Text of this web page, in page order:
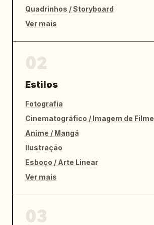
saudável e estilosa"
Quadrinhos / Storyboard
Ver mais
Estilos
Fotografia
Cinematográfico / Imagem de Filme
Anime / Mangá
Ilustração
Esboço / Arte Linear
Ver mais